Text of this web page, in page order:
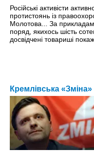
Російські активісти
протистоянь із
Молотова... За
поряд, якихось шість
досвідчені товариші
Кремлівська «Зміна»